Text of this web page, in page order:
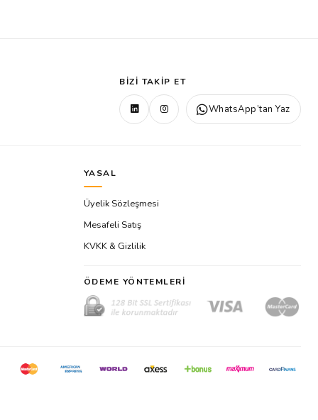
BIZI TAKIP ET
WhatsApp’tan Yaz
YASAL
Üyelik Sözleşmesi
Mesafeli Satış
KVKK & Gizlilik
ÖDEME YÖNTEMLERI